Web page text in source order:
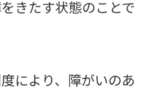
きたす状態のことで
により、障がいのあ